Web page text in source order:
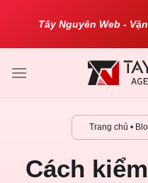
Tây Nguyên Web -
Trang chủ •
Cách